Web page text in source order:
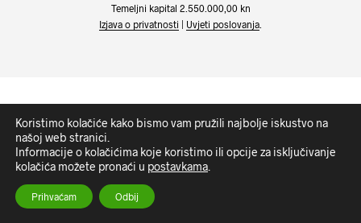
Temeljni kapital 2.550.000,00 kn
Izjava o privatnosti
Uvjeti poslovanja
Koristimo kolačiće kako bismo vam pružili najbolje iskustvo na
našoj web stranici.
Informacije o kolačićima koje koristimo ili opcije za isključivanje
kolačića možete pronaći u postavkama
Prihvaćam Odbij